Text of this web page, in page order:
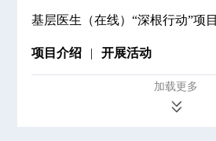
基层医生（在线）“深根行动”项目
项目介绍 开展活动
加载更多